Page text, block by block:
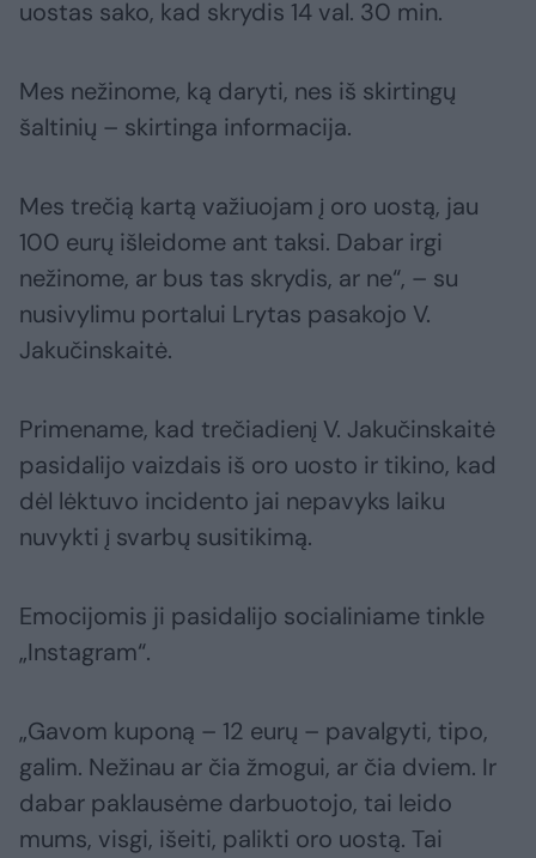
uostas sako, kad skrydis 14 val. 30 min.
Mes nežinome, ką daryti, nes iš skirtingų
šaltinių – skirtinga informacija.
Mes trečią kartą važiuojam į oro uostą, jau
100 eurų išleidome ant taksi. Dabar irgi
nežinome, ar bus tas skrydis, ar ne“, – su
nusivylimu portalui Lrytas pasakojo V.
Jakučinskaitė.
Primename, kad trečiadienį V. Jakučinskaitė
pasidalijo vaizdais iš oro uosto ir tikino, kad
dėl lėktuvo incidento jai nepavyks laiku
nuvykti į svarbų susitikimą.
Emocijomis ji pasidalijo socialiniame tinkle
„Instagram“.
„Gavom kuponą – 12 eurų – pavalgyti, tipo,
galim. Nežinau ar čia žmogui, ar čia dviem. Ir
dabar paklausėme darbuotojo, tai leido
mums, visgi, išeiti, palikti oro uostą. Tai